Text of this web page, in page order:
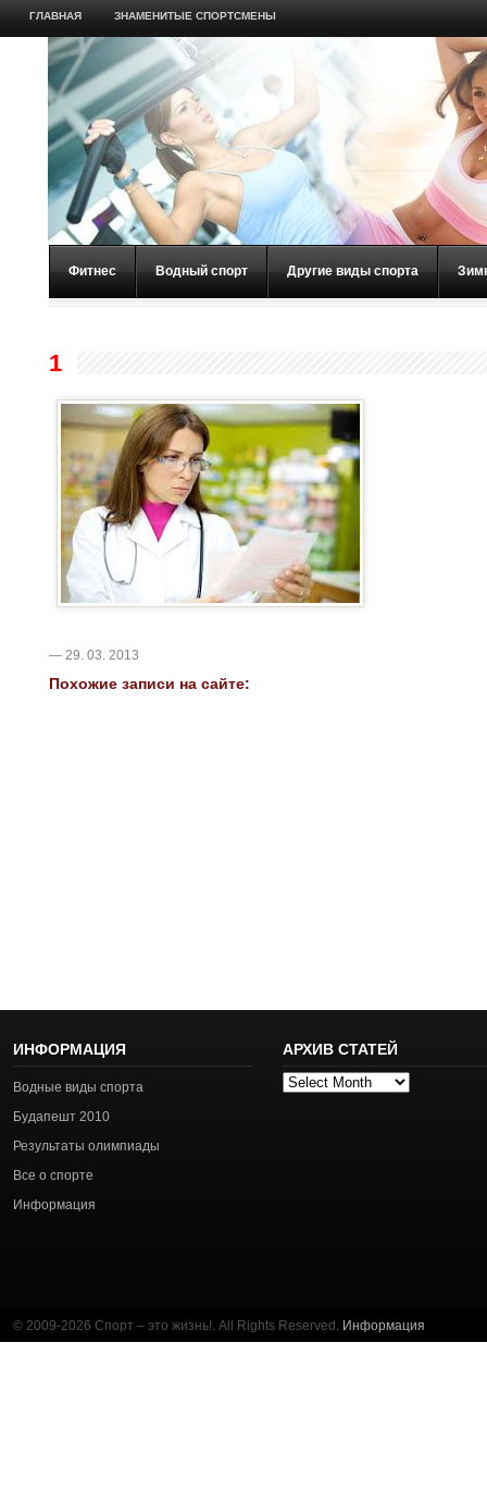
ГЛАВНАЯ ЗНАМЕНИТЫЕ СПОРТСМЕНЫ
Фитнес Водный спорт Другие виды спорта
1
— 29. 03. 2013
Похожие записи на сайте:
ИНФОРМАЦИЯ
Водные виды спорта
Будапешт 2010
Результаты олимпиады
Все о спорте
Информация
АРХИВ СТАТЕЙ
Архив
© 2009-2026 Спорт – это жизнь!. All Rights Reserved. Информация